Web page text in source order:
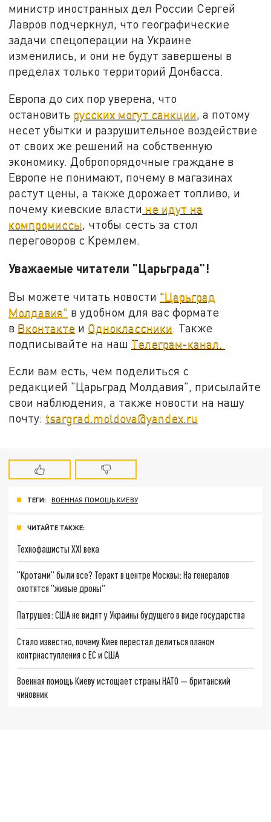
министр иностранных дел России Сергей
Лавров подчеркнул, что географические
задачи спецоперации на Украине
изменились, и они не будут завершены в
пределах только территорий Донбасса.
Европа до сих пор уверена, что
остановить русских могут санкции, а потому
несет убытки и разрушительное воздействие
от своих же решений на собственную
экономику. Добропорядочные граждане в
Европе не понимают, почему в магазинах
растут цены, а также дорожает топливо, и
почему киевские власти не идут на
компромиссы, чтобы сесть за стол
переговоров с Кремлем.
Уважаемые читатели "Царьграда"!
Вы можете читать новости "Царьград
Молдавия" в удобном для вас формате
в Вконтакте и Одноклассники . Также
подписывайте на наш Телеграм-канал.
Если вам есть, чем поделиться с
редакцией "Царьград Молдавия", присылайте
свои наблюдения, а также новости на нашу
почту: tsargrad.moldova@yandex.ru
ТЕГИ: ВОЕННАЯ ПОМОЩЬ КИЕВУ
ЧИТАЙТЕ ТАКЖЕ:
Технофашисты XXI века
"Кротами" были все? Теракт в центре Москвы: На генералов
охотятся "живые дроны"
Патрушев: США не видят у Украины будущего в виде государства
Стало известно, почему Киев перестал делиться планом
контрнаступления с ЕС и США
Военная помощь Киеву истощает страны НАТО — британский
чиновник